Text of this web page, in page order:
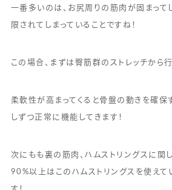
一番多いのは、お尻周りの筋肉が固まって
限されてしまっていることですね！
この場合、まずは臀筋群のストレッチから行
柔軟性が高まってくると骨盤の動きを確保
しずつ正常に機能してきます！
次にもも裏の筋肉、ハムストリングスに関
90%以上はこのハムストリングスを使えて